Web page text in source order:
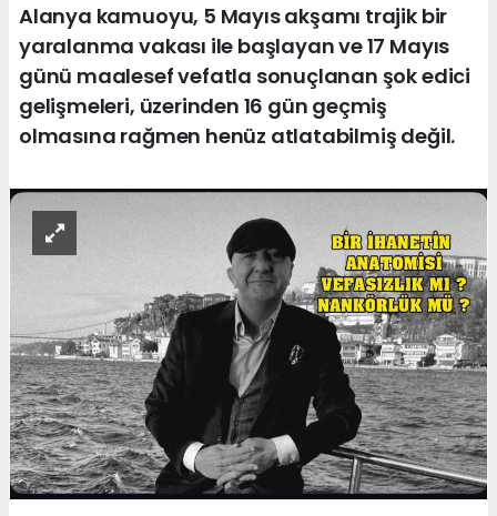
Alanya kamuoyu, 5 Mayıs akşamı trajik bir
yaralanma vakası ile başlayan ve 17 Mayıs
günü maalesef vefatla sonuçlanan şok edici
gelişmeleri, üzerinden 16 gün geçmiş
olmasına rağmen henüz atlatabilmiş değil.